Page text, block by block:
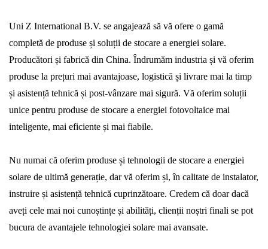
Uni Z International B.V. se angajează să vă ofere o gamă
completă de produse și soluții de stocare a energiei solare.
Producători și fabrică din China. Îndrumăm industria și vă oferim
produse la prețuri mai avantajoase, logistică și livrare mai la timp
și asistență tehnică și post-vânzare mai sigură. Vă oferim soluții
unice pentru produse de stocare a energiei fotovoltaice mai
inteligente, mai eficiente și mai fiabile.
Nu numai că oferim produse și tehnologii de stocare a energiei
solare de ultimă generație, dar vă oferim și, în calitate de instalator,
instruire și asistență tehnică cuprinzătoare. Credem că doar dacă
aveți cele mai noi cunoștințe și abilități, clienții noștri finali se pot
bucura de avantajele tehnologiei solare mai avansate.